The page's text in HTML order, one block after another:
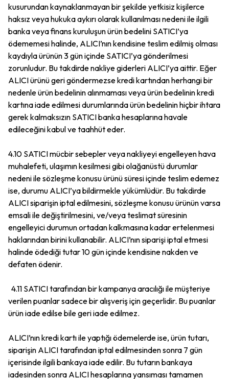
kusurundan kaynaklanmayan bir şekilde yetkisiz kişilerce
haksız veya hukuka aykırı olarak kullanılması nedeni ile ilgili
banka veya finans kuruluşun ürün bedelini SATICI’ya
ödememesi halinde, ALICI’nın kendisine teslim edilmiş olması
kaydıyla ürünün 3 gün içinde SATICI’ya gönderilmesi
zorunludur. Bu takdirde nakliye giderleri ALICI’ya aittir. Eğer
ALICI ürünü geri göndermezse kredi kartından herhangi bir
nedenle ürün bedelinin alınmaması veya ürün bedelinin kredi
kartına iade edilmesi durumlarında ürün bedelinin hiçbir ihtara
gerek kalmaksızın SATICI banka hesaplarına havale
edileceğini kabul ve taahhüt eder.
4.10 SATICI mücbir sebepler veya nakliyeyi engelleyen hava
muhalefeti, ulaşımın kesilmesi gibi olağanüstü durumlar
nedeni ile sözleşme konusu ürünü süresi içinde teslim edemez
ise, durumu ALICI’ya bildirmekle yükümlüdür. Bu takdirde
ALICI siparişin iptal edilmesini, sözleşme konusu ürünün varsa
emsali ile değiştirilmesini, ve/veya teslimat süresinin
engelleyici durumun ortadan kalkmasına kadar ertelenmesi
haklarından birini kullanabilir. ALICI’nın siparişi iptal etmesi
halinde ödediği tutar 10 gün içinde kendisine nakden ve
defaten ödenir.
4.11 SATICI tarafından bir kampanya aracılığı ile müşteriye
verilen puanlar sadece bir alışveriş için geçerlidir. Bu puanlar
ürün iade edilse bile geri iade edilmez.
ALICI’nın kredi kartı ile yaptığı ödemelerde ise, ürün tutarı,
siparişin ALICI tarafından iptal edilmesinden sonra 7 gün
içerisinde ilgili bankaya iade edilir. Bu tutarın bankaya
iadesinden sonra ALICI hesaplarına yansıması tamamen